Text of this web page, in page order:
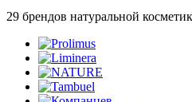
29 брендов натуральной